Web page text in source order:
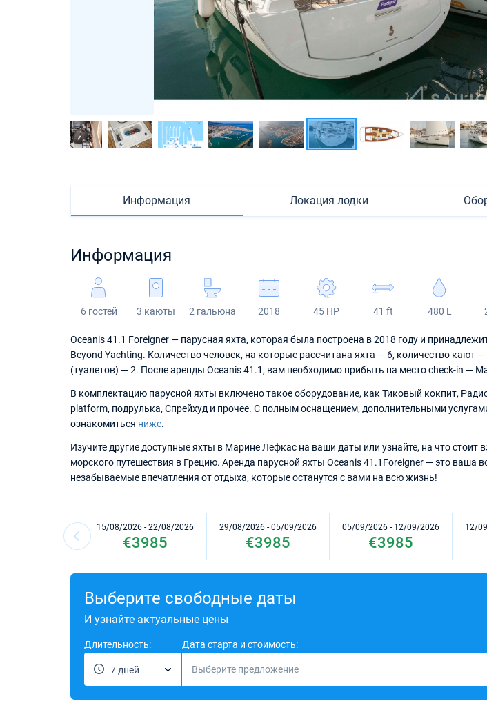
Информация Локация лодки
Информация
6 гостей 3 каюты 2 гальюна 2018 45 HP 41 ft 480 L
Oceanis 41.1 Foreigner — парусная яхта, которая была построена в 2018 году и
Beyond Yachting. Количество человек, на которые рассчитана яхта — 6, количество кают
(туалетов) — 2. После аренды Oceanis 41.1, вам необходимо прибыть на место check-in —
В комплектацию парусной яхты включено такое оборудование, как Тиковый кокпит,
platform, подрулька, Спрейхуд и прочее. С полным оснащением, дополнительными
ознакомиться ниже.
Изучите другие доступные яхты в Марине Лефкас на ваши даты или узнайте, на что стоит
морского путешествия в Грецию. Аренда парусной яхты Oceanis 41.1Foreigner — это ваша
незабываемые впечатления от отдыха, которые останутся с вами на всю жизнь!
15/08/2026 - 22/08/2026
€3985
29/08/2026 - 05/09/2026
€3985
05/09/2026 - 12/09/2026
€3985
12/
Выберите свободные даты
И узнайте актуальные цены
Длительность:
7 дней
Дата старта и стоимость:
Выберите предложение